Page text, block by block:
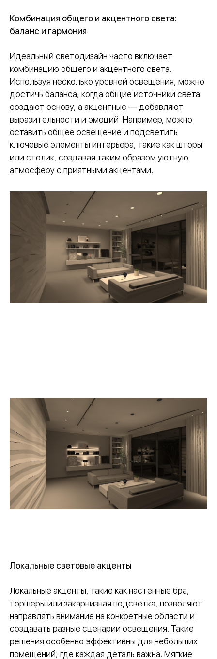
Комбинация общего и акцентного света:
баланс и гармония
Идеальный светодизайн часто включает
комбинацию общего и акцентного света.
Используя несколько уровней освещения, можно
достичь баланса, когда общие источники света
создают основу, а акцентные — добавляют
выразительности и эмоций. Например, можно
оставить общее освещение и подсветить
ключевые элементы интерьера, такие как шторы
или столик, создавая таким образом уютную
атмосферу с приятными акцентами.
Локальные световые акценты
Локальные акценты, такие как настенные бра,
торшеры или закарнизная подсветка, позволяют
направлять внимание на конкретные области и
создавать разные сценарии освещения. Такие
решения особенно эффективны для небольших
помещений, где каждая деталь важна. Мягкие